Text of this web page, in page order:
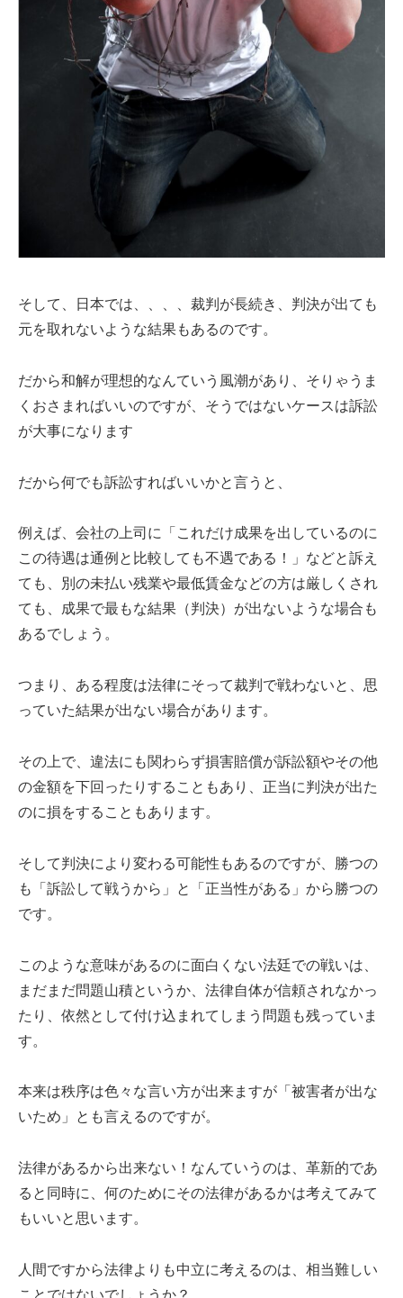
そして、日本では、、、、裁判が長続き、判決が出ても
元を取れないような結果もあるのです。
だから和解が理想的なんていう風潮があり、そりゃうま
くおさまればいいのですが、そうではないケースは訴訟
が大事になります
だから何でも訴訟すればいいかと言うと、
例えば、会社の上司に「これだけ成果を出しているのに
この待遇は通例と比較しても不遇である！」などと訴え
ても、別の未払い残業や最低賃金などの方は厳しくされ
ても、成果で最もな結果（判決）が出ないような場合も
あるでしょう。
つまり、ある程度は法律にそって裁判で戦わないと、思
っていた結果が出ない場合があります。
その上で、違法にも関わらず損害賠償が訴訟額やその他
の金額を下回ったりすることもあり、正当に判決が出た
のに損をすることもあります。
そして判決により変わる可能性もあるのですが、勝つの
も「訴訟して戦うから」と「正当性がある」から勝つの
です。
このような意味があるのに面白くない法廷での戦いは、
まだまだ問題山積というか、法律自体が信頼されなかっ
たり、依然として付け込まれてしまう問題も残っていま
す。
本来は秩序は色々な言い方が出来ますが「被害者が出な
いため」とも言えるのですが。
法律があるから出来ない！なんていうのは、革新的であ
ると同時に、何のためにその法律があるかは考えてみて
もいいと思います。
人間ですから法律よりも中立に考えるのは、相当難しい
ことではないでしょうか？